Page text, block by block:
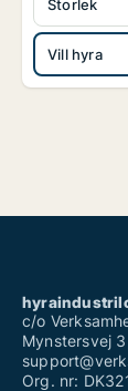
Vill hyra
Storlek
c/o
Mynstersvej
Org. nr: